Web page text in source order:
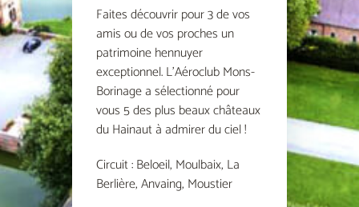
Faites découvrir pour 3 de vos
amis ou de vos proches un
patrimoine hennuyer
exceptionnel. L’Aéroclub Mons-
Borinage a sélectionné pour
vous 5 des plus beaux châteaux
du Hainaut à admirer du ciel !
Circuit : Beloeil, Moulbaix, La
Berlière, Anvaing, Moustier